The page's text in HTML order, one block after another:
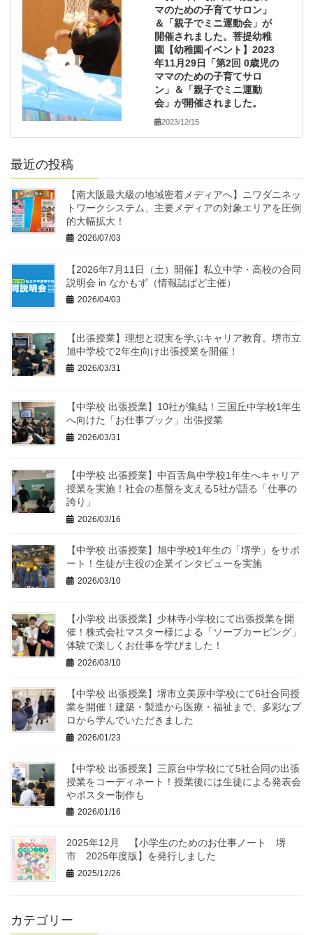
マのための子育てサロン」
＆「親子でミニ運動会」が
開催されました。菩提幼稚
園【幼稚園イベント】2023
年11月29日「第2回 0歳児の
ママのための子育てサロ
ン」＆「親子でミニ運動
会」が開催されました。
2023/12/15
最近の投稿
【南大阪最大級の地域密着メディアへ】ニワダニネッ
トワークシステム、主要メディアの対象エリアを圧倒
的大幅拡大！
2026/07/03
【2026年7月11日（土）開催】私立中学・高校の合同
説明会 in なかもず（情報誌ぱど主催）
2026/04/03
【出張授業】理想と現実を学ぶキャリア教育。堺市立
旭中学校で2年生向け出張授業を開催！
2026/03/31
【中学校 出張授業】10社が集結！三国丘中学校1年生
へ向けた「お仕事ブック」出張授業
2026/03/31
【中学校 出張授業】中百舌鳥中学校1年生へキャリア
授業を実施！社会の基盤を支える5社が語る「仕事の
誇り」
2026/03/16
【中学校 出張授業】旭中学校1年生の「堺学」をサポ
ート！生徒が主役の企業インタビューを実施
2026/03/10
【小学校 出張授業】少林寺小学校にて出張授業を開
催！株式会社マスター様による「ソープカービング」
体験で楽しくお仕事を学びました！
2026/03/10
【中学校 出張授業】堺市立美原中学校にて6社合同授
業を開催！建築・製造から医療・福祉まで、多彩なプ
ロから学んでいただきました
2026/01/23
【中学校 出張授業】三原台中学校にて5社合同の出張
授業をコーディネート！授業後には生徒による発表会
やポスター制作も
2026/01/16
2025年12月 【小学生のためのお仕事ノート 堺
市 2025年度版】を発行しました
2025/12/26
カテゴリー